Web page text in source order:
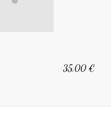
35,00 €